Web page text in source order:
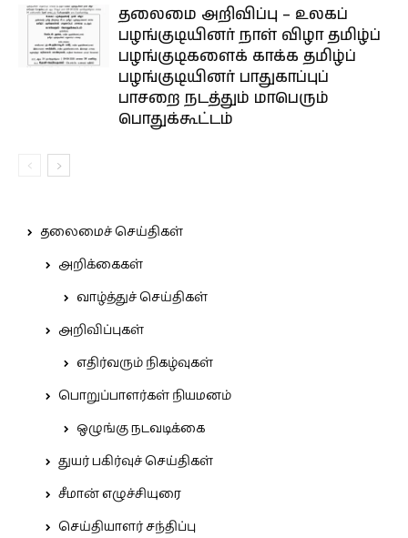
தலைமை அறிவிப்பு – உலகப்
பழங்குடியினர் நாள் விழா தமிழ்ப்
பழங்குடிகளைக் காக்க தமிழ்ப்
பழங்குடியினர் பாதுகாப்புப்
பாசறை நடத்தும் மாபெரும்
பொதுக்கூட்டம்
தலைமைச் செய்திகள்
அறிக்கைகள்
வாழ்த்துச் செய்திகள்
அறிவிப்புகள்
எதிர்வரும் நிகழ்வுகள்
பொறுப்பாளர்கள் நியமனம்
ஒழுங்கு நடவடிக்கை
துயர் பகிர்வுச் செய்திகள்
சீமான் எழுச்சியுரை
செய்தியாளர் சந்திப்பு